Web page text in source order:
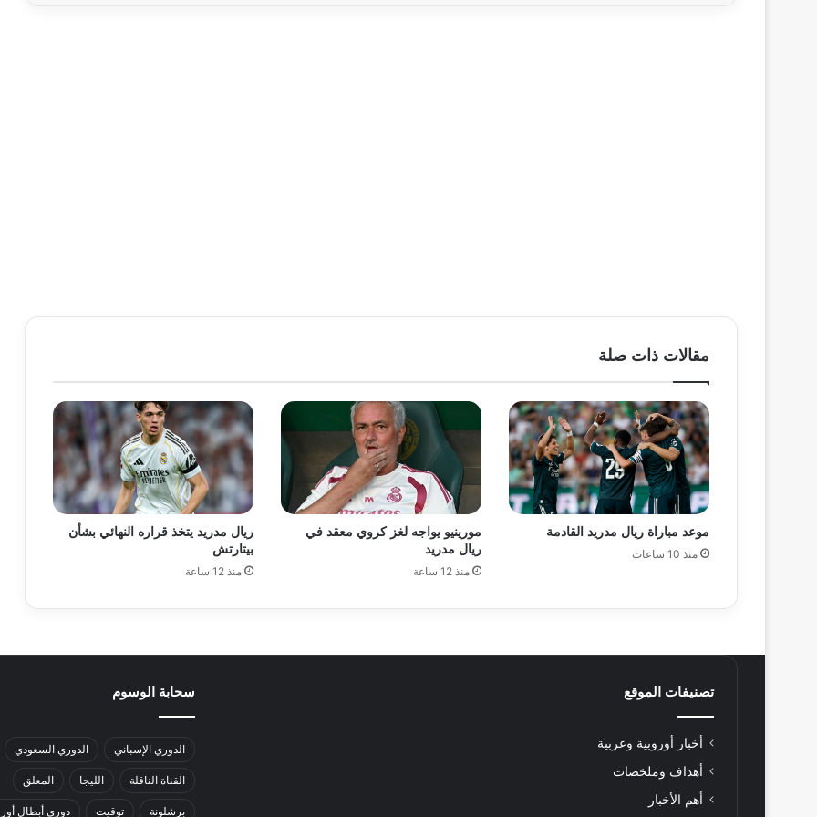
مقالات ذات صلة
موعد مباراة ريال مدريد القادمة
منذ 10 ساعات
مورينيو يواجه لغز كروي معقد في
ريال مدريد
منذ 12 ساعة
ريال مدريد يتخذ قراره النهائي بشأن
بيتارتش
منذ 12 ساعة
تصنيفات الموقع
أخبار أوروبية وعربية
أهداف وملخصات
أهم الأخبار
سحابة الوسوم
الدوري الإسباني الدوري السعودي
القناة الناقلة الليجا المعلق
برشلونة توقيت دوري أبطال